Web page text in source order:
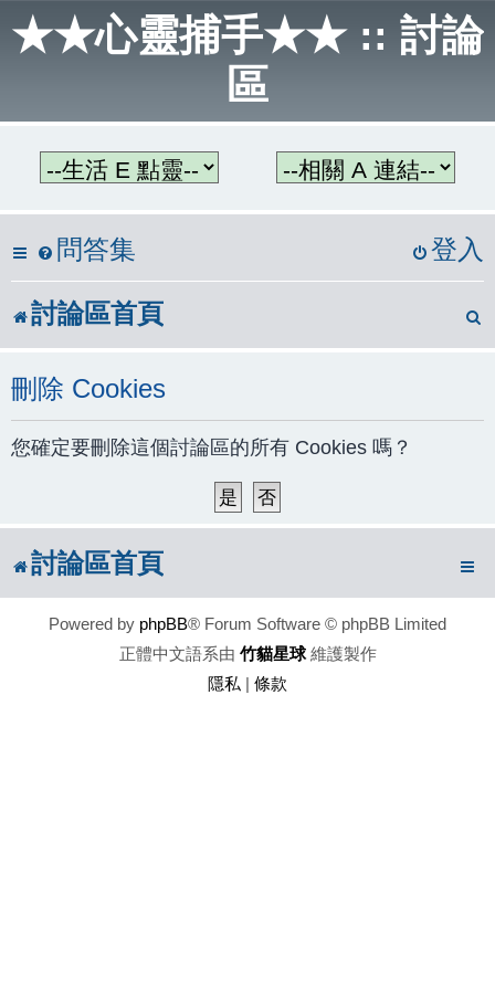
★★心靈捕手★★ :: 討論
區
問答集 登入
討論區首頁
刪除 Cookies
您確定要刪除這個討論區的所有 Cookies 嗎？
討論區首頁
Powered by phpBB® Forum Software © phpBB Limited
正體中文語系由 竹貓星球維護製作
隱私 | 條款